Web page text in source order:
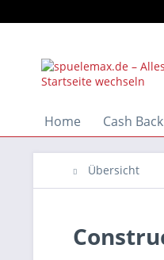
Home Cash Back
Übersicht